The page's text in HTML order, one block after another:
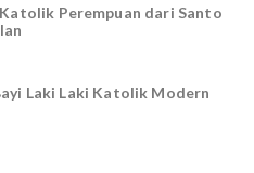
Perempuan dari Santo
Laki Laki Katolik Modern